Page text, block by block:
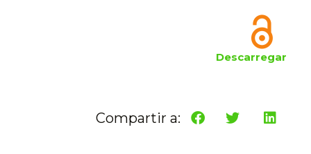
Descarregar
Compartir a: